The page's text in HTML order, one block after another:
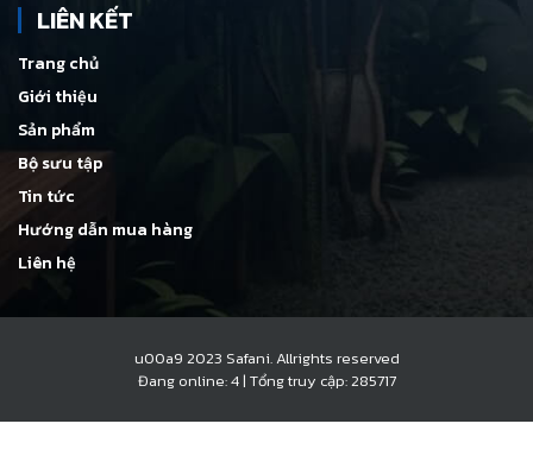
LIÊN KẾT
Trang chủ
Giới thiệu
Sản phẩm
Bộ sưu tập
Tin tức
Hướng dẫn mua hàng
Liên hệ
u00a9 2023 Safani. Allrights reserved
Đang online: 4| Tổng truy cập: 285717